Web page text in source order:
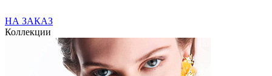
НА ЗАКАЗ
Коллекции